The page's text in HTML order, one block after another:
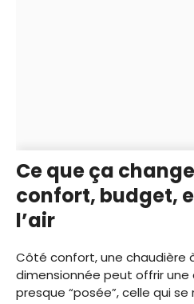
Ce que ça
confort, budget,
l’air
Côté confort, une chaudière
dimensionnée peut offrir une
presque “posée”, celle qui